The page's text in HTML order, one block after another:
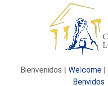
Bienvenidos | Welcome |
Benvidos